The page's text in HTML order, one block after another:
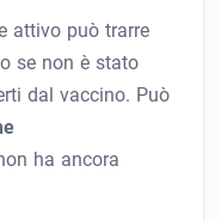
attivo può trarre
se non è stato
dal vaccino. Può
ha ancora